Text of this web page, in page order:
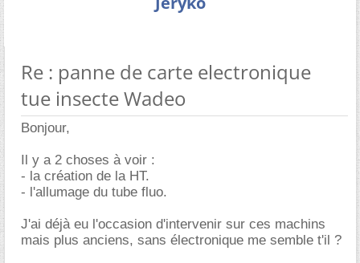
Re : panne de carte electronique
tue insecte Wadeo
Bonjour,
Il y a 2 choses à voir :
- la création de la HT.
- l'allumage du tube fluo.
J'ai déjà eu l'occasion d'intervenir sur ces machins
mais plus anciens, sans électronique me semble t'il ?